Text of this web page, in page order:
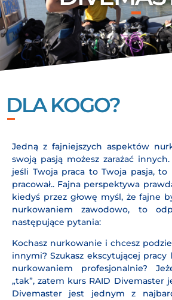
DLA KOGO?
Jedną z fajniejszych aspektów
swoją pasją możesz zarażać
jeśli Twoja praca to Twoja pasja,
pracował.. Fajna perspektywa
kiedyś przez głowę myśl, że fajne
nurkowaniem zawodowo, to
następujące pytania:
Kochasz nurkowanie i chcesz
innymi? Szukasz ekscytującej pracy
nurkowaniem profesjonalnie?
„tak”, zatem kurs RAID Divemaster
Divemaster jest jednym z